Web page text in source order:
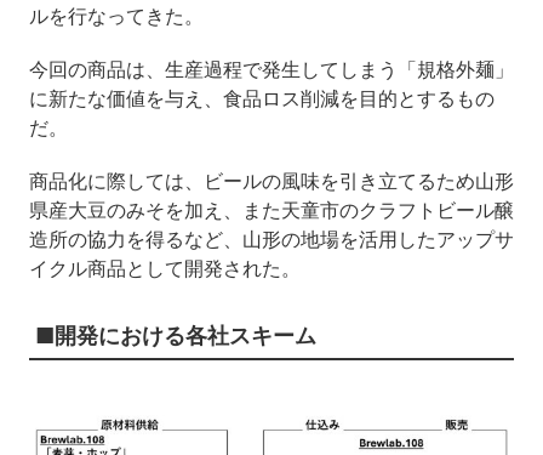
ルを行なってきた。
今回の商品は、生産過程で発生してしまう「規格外麺」
に新たな価値を与え、食品ロス削減を目的とするもの
だ。
商品化に際しては、ビールの風味を引き立てるため山形
県産大豆のみそを加え、また天童市のクラフトビール醸
造所の協力を得るなど、山形の地場を活用したアップサ
イクル商品として開発された。
■開発における各社スキーム